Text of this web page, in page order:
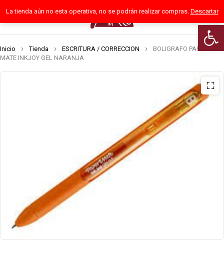
Abrir
La tienda aún no esta operativa, no se podrán realizar compras. Descartar
0
Inicio Tienda ESCRITURA / CORRECCION
BOLIGRAFO PAPER
MATE INKJOY GEL NARANJA